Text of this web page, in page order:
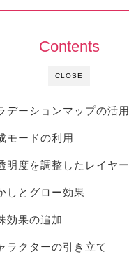
CLOSE
Contents
デーションマップの活用
モードの利用
明度を調整したレイヤー
しとグロー効果
効果の追加
ラクターの引き立て